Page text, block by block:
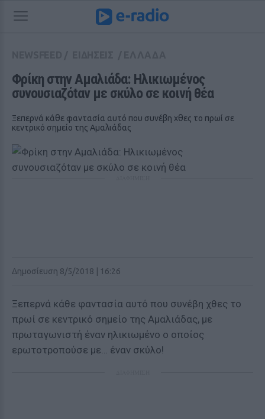
Φρίκη στην Αμαλιάδα: Ηλικιωμένος
συνουσιαζόtαν με σκύλο σε κοινή θέα
Ξεπερνά κάθε φαντασία αυτό που συνέβη χθες το πρωί σε
κεντρικό σημείο της Αμαλιάδας
Δημοσίευση 8/5/2018 | 16:26
Ξεπερνά κάθε φαντασία αυτό που συνέβη χθες το
πρωί σε κεντρικό σημείο της Αμαλιάδας, με
πρωταγωνιστή έναν ηλικιωμένο ο οποίος
ερωτοτροπούσε με… έναν σκύλο!